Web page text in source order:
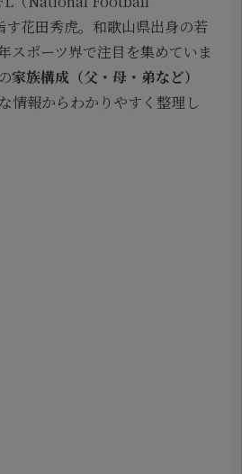
す花田秀虎。和歌山県出身の若
スポーツ界で注目を集めていま
家族構成（父・母・弟など）
情報からわかりやすく整理し